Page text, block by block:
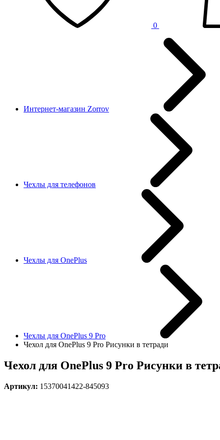
0
Интернет-магазин Zorrov
Чехлы для телефонов
Чехлы для OnePlus
Чехлы для OnePlus 9 Pro
Чехол для OnePlus 9 Pro Рисунки в тетради
Чехол для OnePlus 9 Pro Рисунки в
Артикул: 15370041422-845093